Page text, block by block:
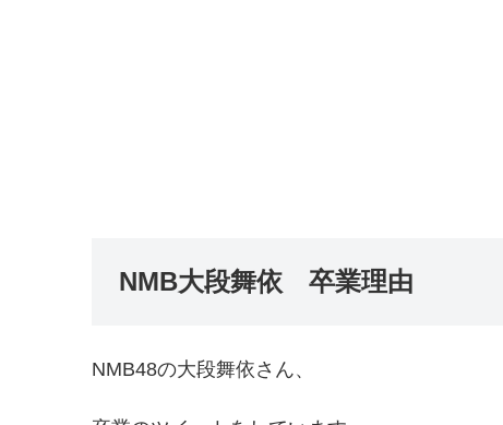
NMB大段舞依 卒業理由
NMB48の大段舞依さん、